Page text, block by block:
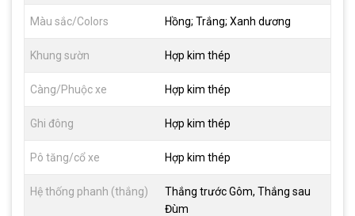
Màu sắc/Colors Hồng; Trắng; Xanh dương
Khung sườn Hợp kim thép
Càng/Phuộc xe Hợp kim thép
Ghi đông Hợp kim thép
Pô tăng/cổ xe Hợp kim thép
Hệ thống phanh (thắng)
Thắng trước Gôm, Thắng sau
Đùm